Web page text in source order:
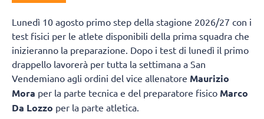
Lunedì 10 agosto primo step della stagione 2026/27 con i
test fisici per le atlete disponibili della prima squadra che
inizieranno la preparazione. Dopo i test di lunedì il primo
drappello lavorerà per tutta la settimana a San
Vendemiano agli ordini del vice allenatore Maurizio
Mora per la parte tecnica e del preparatore fisico Marco
Da Lozzo per la parte atletica.